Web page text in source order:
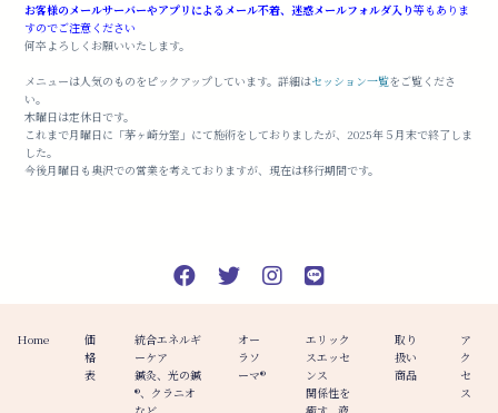
お客様のメールサーバーやアプリによるメール不着、迷惑メールフォルダ入り等もありま
すのでご注意ください
何卒よろしくお願いいたします。
メニューは人気のものをピックアップしています。詳細はセッション一覧をご覧くださ
い。
木曜日は定休日です。
これまで月曜日に「茅ヶ崎分室」にて施術をしておりましたが、2025年５月末で終了しま
した。
今後月曜日も奥沢での営業を考えておりますが、現在は移行期間です。
Home
価
格
表
統合エネルギ
ーケア
鍼灸、光の鍼
®︎、クラニオ
オー
ラソ
ーマ®️
エリック
スエッセ
ンス
関係性を
取り
扱い
商品
ア
ク
セ
ス